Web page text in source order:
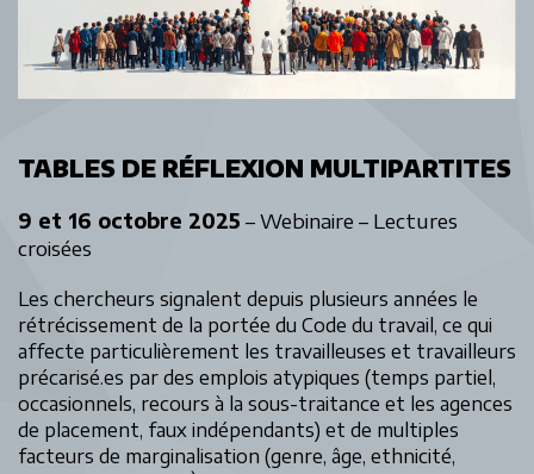
TABLES DE RÉFLEXION MULTIPARTITES
9 et 16 octobre 2025 – Webinaire – Lectures
croisées
Les chercheurs signalent depuis plusieurs années le
rétrécissement de la portée du Code du travail, ce qui
affecte particulièrement les travailleuses et travailleurs
précarisé.es par des emplois atypiques (temps partiel,
occasionnels, recours à la sous-traitance et les agences
de placement, faux indépendants) et de multiples
facteurs de marginalisation (genre, âge, ethnicité,